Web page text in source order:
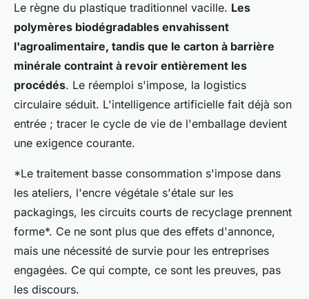
Le règne du plastique traditionnel vacille. Les
polymères biodégradables envahissent
l'agroalimentaire, tandis que le carton à barrière
minérale contraint à revoir entièrement les
procédés. Le réemploi s'impose, la logistics
circulaire séduit. L'intelligence artificielle fait déjà son
entrée ; tracer le cycle de vie de l'emballage devient
une exigence courante.
*Le traitement basse consommation s'impose dans
les ateliers, l'encre végétale s'étale sur les
packagings, les circuits courts de recyclage prennent
forme*. Ce ne sont plus que des effets d'annonce,
mais une nécessité de survie pour les entreprises
engagées. Ce qui compte, ce sont les preuves, pas
les discours.